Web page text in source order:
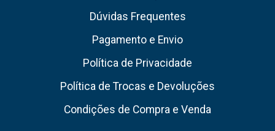
Dúvidas Frequentes
Pagamento e Envio
Política de Privacidade
Política de Trocas e Devoluções
Condições de Compra e Venda